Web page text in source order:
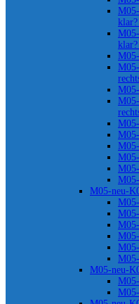
M05-neu-
M05-neu-